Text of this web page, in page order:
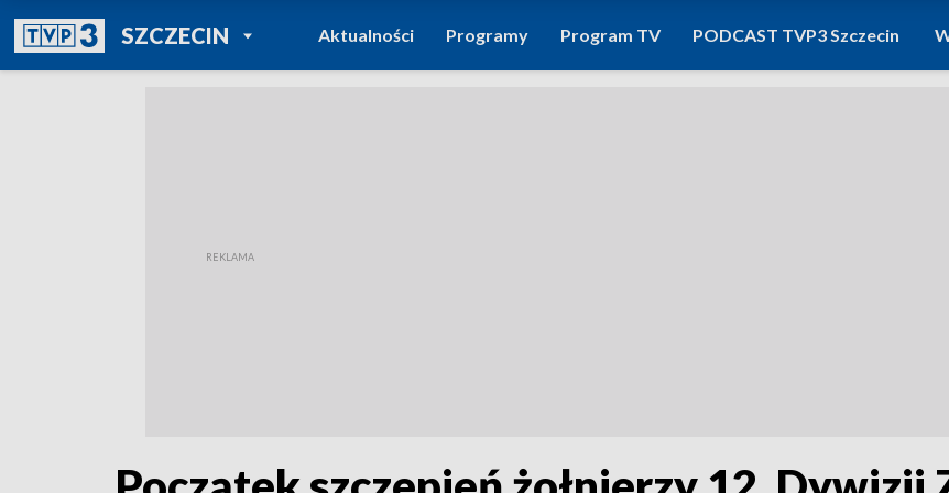
SZCZECINPOWRÓT DO
TVP REGIONY
Aktualności Programy Program TV PODCAST TVP3 Szczecin